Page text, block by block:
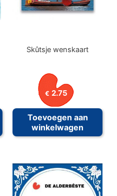
Skûtsje wenskaart
€ 2.75
Toevoegen aan
winkelwagen